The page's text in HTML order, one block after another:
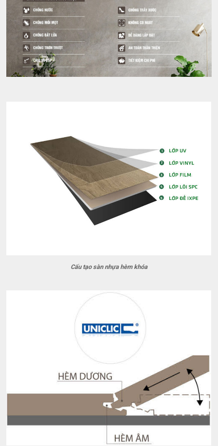
Cấu tạo sàn nhựa hèm khóa